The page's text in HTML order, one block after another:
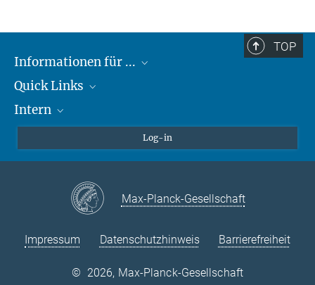
TOP
Informationen für ...
Lieferanten
Studierende
Quick Links
Max-Planck-Gesellschaft
Max-Planck-Campus Tübingen
Stellenangebote
Intern
VPN-Hilfe
Log-in
Max-Planck-Gesellschaft
Impressum Datenschutzhinweis Barrierefreiheit
© 2026, Max-Planck-Gesellschaft